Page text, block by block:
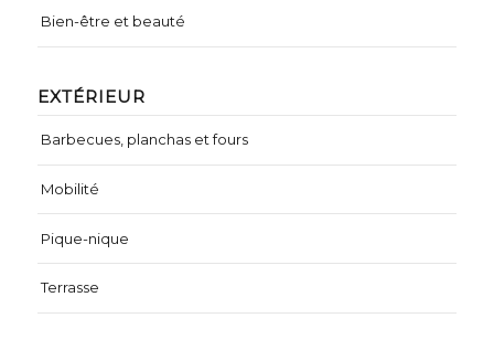
Bien-être et beauté
EXTÉRIEUR
Barbecues, planchas et fours
Mobilité
Pique-nique
Terrasse